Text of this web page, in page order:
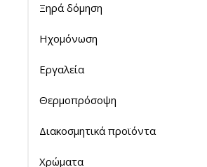
Ξηρά δόμηση
Ηχομόνωση
Εργαλεία
Θερμοπρόσοψη
Διακοσμητικά προϊόντα
Χρώματα